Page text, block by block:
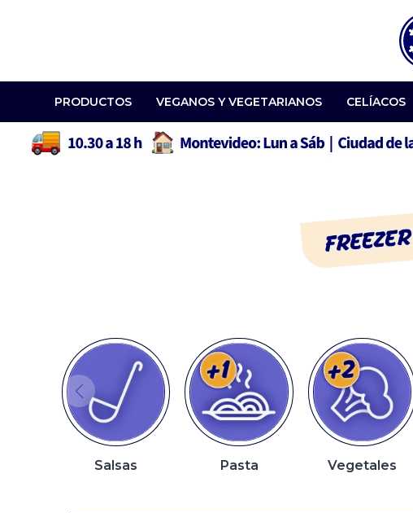
PRODUCTOS VEGANOS Y VEGETARIANOS CELÍACOS
Salsas Pasta Vegetales